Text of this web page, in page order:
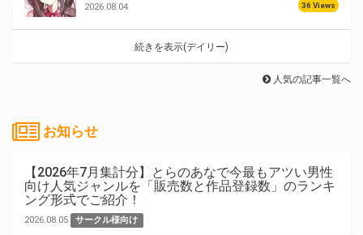
2026.08.04 36 Views
続きを表示(デイリー)
人気の記事一覧へ
お知らせ
【2026年7月集計分】とらのあなで今最もアツい男性
向け人気ジャンルを「販売数と作品登録数」のランキ
ング形式でご紹介！
2026.08.05 サークル様向け